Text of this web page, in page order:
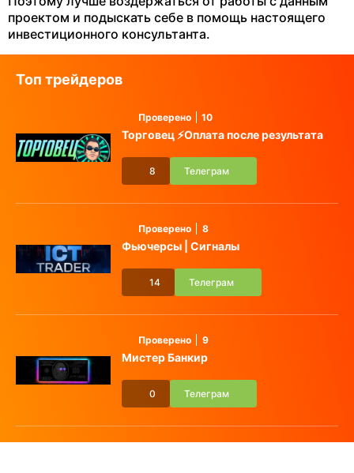
проектом и подыскать себе в помощь настоящего
инвестиционного консультанта.
Топ трейдеров
Проверено 10
Торговец ⚡️Оплата после результата
8 Телеграм
Проверено 8
Фьючерсы | Сигналы
14 Телеграм
Проверено 9
Мистер Банкир
0 Телеграм